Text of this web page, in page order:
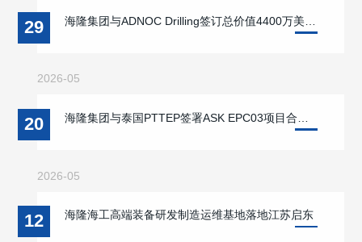
29
2026-05
20 海隆集团与泰国PTTEP签署ASK EPC03项目合同 双方战略合作迈入新阶段 携手支持缅甸本地能源供应与海洋能源开发
2026-05
12 海隆海工高端装备研发制造运维基地落地江苏启东